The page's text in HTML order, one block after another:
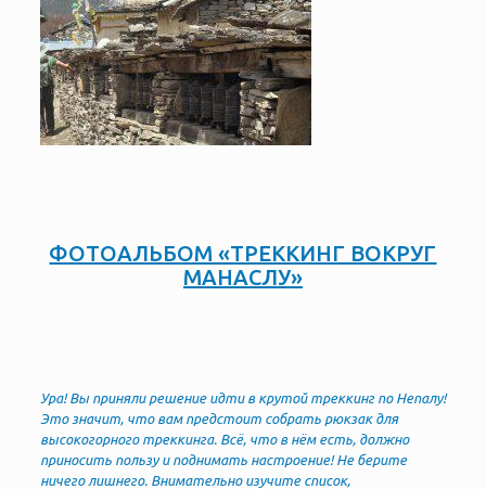
ФОТОАЛЬБОМ «ТРЕККИНГ ВОКРУГ
МАНАСЛУ»
Ура! Вы приняли решение идти в крутой треккинг по Непалу!
Это значит, что вам предстоит собрать рюкзак для
высокогорного треккинга. Всё, что в нём есть, должно
приносить пользу и поднимать настроение! Не берите
ничего лишнего. Внимательно изучите список,